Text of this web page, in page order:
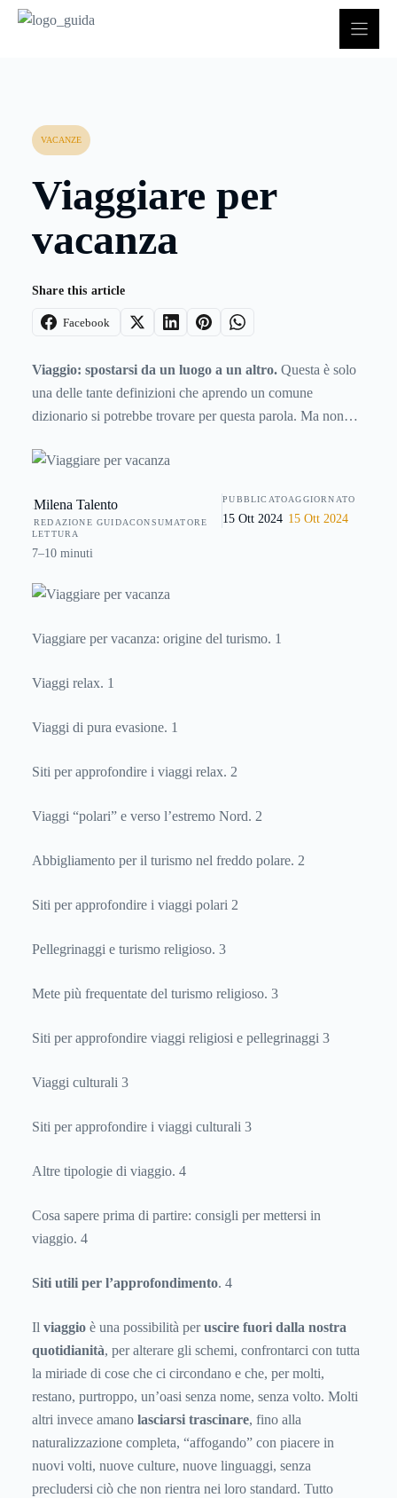
VACANZE
Viaggiare per
vacanza
Share this article
Facebook
Viaggio: spostarsi da un luogo a un altro. Questa è solo
una delle tante definizioni che aprendo un comune
dizionario si potrebbe trovare per questa parola. Ma non
effetti è tutt’altro. Non si può annullare con semplici parole
scoperta, avventura, arricchimento personale, relax: quante
cose racchiude in sé la questa parola. Un viaggio da sempre
visto come una metafora di vita, che da sempre ha ispirato
perdersi e ritrovarsi. Assorbire e farsi assorbire dalle
Milena Talento
REDAZIONE GUIDACONSUMATORE
PUBBLICATO
15 Ott 2024
AGGIORNATO
15 Ott 2024
LETTURA
7–10 minuti
Viaggiare per vacanza: origine del turismo. 1
Viaggi relax. 1
Viaggi di pura evasione. 1
Siti per approfondire i viaggi relax. 2
Viaggi “polari” e verso l’estremo Nord. 2
Abbigliamento per il turismo nel freddo polare. 2
Siti per approfondire i viaggi polari 2
Pellegrinaggi e turismo religioso. 3
Mete più frequentate del turismo religioso. 3
Siti per approfondire viaggi religiosi e pellegrinaggi 3
Viaggi culturali 3
Siti per approfondire i viaggi culturali 3
Altre tipologie di viaggio. 4
Cosa sapere prima di partire: consigli per mettersi in
viaggio. 4
Siti utili per l’approfondimento. 4
Il viaggio è una possibilità peruscire fuori dalla nostra
quotidianità, per alterare gli schemi, confrontarci con tutta
la miriade di cose che ci circondano e che, per molti,
restano, purtroppo, un’oasi senza nome, senza volto. Molti
altri invece amano lasciarsi trascinare, fino alla
naturalizzazione completa, “affogando” con piacere in
nuovi volti, nuove culture, nuove linguaggi, senza
precludersi ciò che non rientra nei loro standard. Tutto